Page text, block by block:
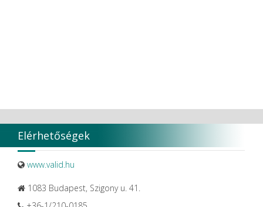
Elérhetőségek
www.valid.hu
1083 Budapest, Szigony u. 41.